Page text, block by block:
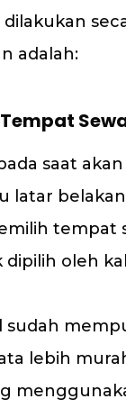
adalah:
saat
latar
tempat
oleh
lebih